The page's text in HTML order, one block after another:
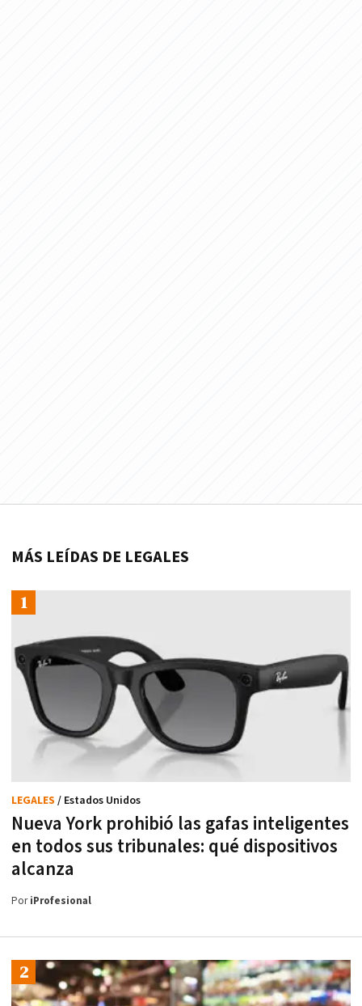
MÁS LEÍDAS DE LEGALES
Nueva York prohibió las gafas inteligentes
en todos sus tribunales: qué dispositivos
alcanza
LEGALES / Estados Unidos
PoriProfesional